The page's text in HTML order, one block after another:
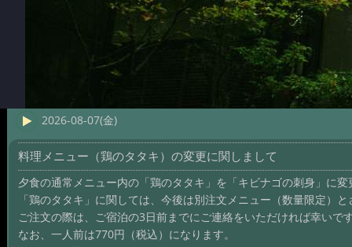
2026-08-07(金)
料理メニュー（鶏のタタキ）の変更に関しまして
夕食の通常メニュー内の「鶏のタタキ」を「キビナゴの刺身」に変
「鶏のタタキ」に関しては、今後は別注文メニュー（数量限定）と
ご注文の際は、ご宿泊の3日前までにご連絡をいただければ幸いです
なお、一人前は770円（税込）になります。